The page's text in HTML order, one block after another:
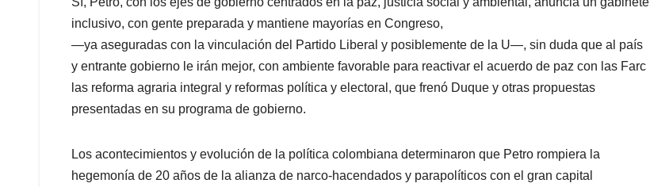
inclusivo, con gente preparada y mantiene mayorías en Congreso,
—ya aseguradas con la vinculación del Partido Liberal y posiblemente de la U—, sin duda que al país
y entrante gobierno le irán mejor, con ambiente favorable para reactivar el acuerdo de paz con las Farc
las reforma agraria integral y reformas política y electoral, que frenó Duque y otras propuestas
presentadas en su programa de gobierno.
Los acontecimientos y evolución de la política colombiana determinaron que Petro rompiera la
hegemonía de 20 años de la alianza de narco-hacendados y parapolíticos con el gran capital